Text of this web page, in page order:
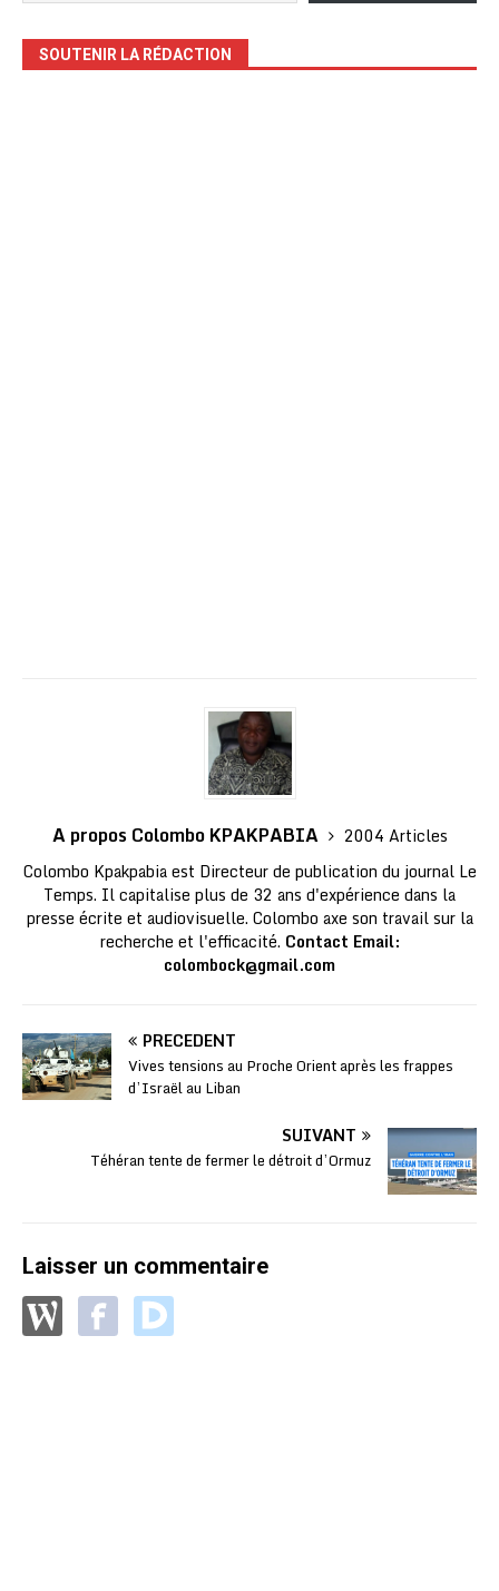
SOUTENIR LA RÉDACTION
A propos Colombo KPAKPABIA
2004 Articles
Colombo Kpakpabia est Directeur de publication du journal Le
Temps. Il capitalise plus de 32 ans d'expérience dans la
presse écrite et audiovisuelle. Colombo axe son travail sur la
recherche et l'efficacité. Contact Email:
colombock@gmail.com
PRÉCÉDENT
Vives tensions au Proche Orient après les frappes
d’Israël au Liban
SUIVANT
Téhéran tente de fermer le détroit d’Ormuz
Laisser un commentaire